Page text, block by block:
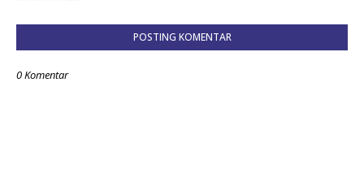
POSTING KOMENTAR
0 Komentar